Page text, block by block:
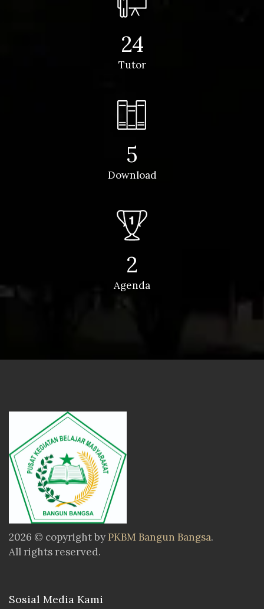
24
Tutor
5
Download
2
Agenda
2026 © copyright by PKBM Bangun Bangsa.
All rights reserved.
Sosial Media Kami